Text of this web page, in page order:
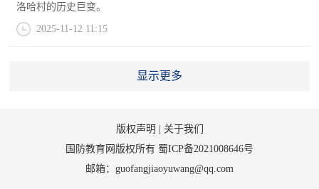
国
文
国
防
文
洛哈村的历史巨变。
2025-11-12 11:15
显示更多
版权声明
关于我们
国防教育网版权所有 蜀ICP备2021008646号
邮箱：guofangjiaoyuwang@qq.com